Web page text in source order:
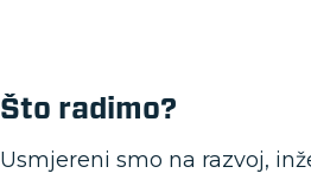
Što radimo?
Usmjereni smo na razvoj,